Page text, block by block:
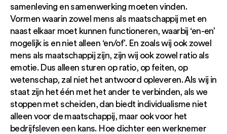
samenleving en samenwerking moeten vinden.
Vormen waarin zowel mens als maatschappij met en
naast elkaar moet kunnen functioneren, waarbij ‘en-en’
mogelijk is en niet alleen ‘en/of’. En zoals wij ook zowel
mens als maatschappij zijn, zijn wij ook zowel ratio als
emotie. Dus alleen sturen op ratio, op feiten, op
wetenschap, zal niet het antwoord opleveren. Als wij in
staat zijn het één met het ander te verbinden, als we
stoppen met scheiden, dan biedt individualisme niet
alleen voor de maatschappij, maar ook voor het
bedrijfsleven een kans. Hoe dichter een werknemer